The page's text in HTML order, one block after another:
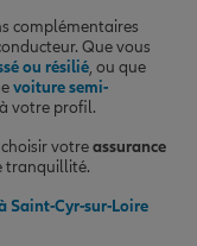
complémentaires
Que vous
ou résilié, ou que
voiture semi-
votre profil.
votreassurance
tranquillité.
Saint-Cyr-sur-Loire